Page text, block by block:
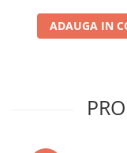
ADAUGA IN